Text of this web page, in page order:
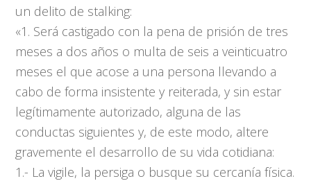
un delito de stalking:
«1. Será castigado con la pena de prisión de tres
meses a dos años o multa de seis a veinticuatro
meses el que acose a una persona llevando a
cabo de forma insistente y reiterada, y sin estar
legítimamente autorizado, alguna de las
conductas siguientes y, de este modo, altere
gravemente el desarrollo de su vida cotidiana:
1.- La vigile, la persiga o busque su cercanía física.